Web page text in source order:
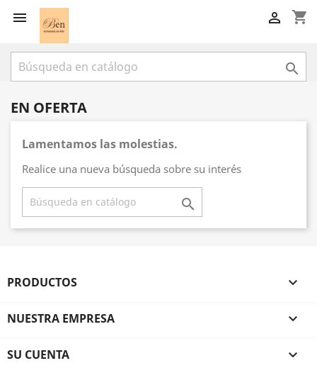
 shopping_cart


EN OFERTA
Lamentamos las molestias.
Realice una nueva búsqueda sobre su interés

PRODUCTOS 
NUESTRA EMPRESA 
SU CUENTA 